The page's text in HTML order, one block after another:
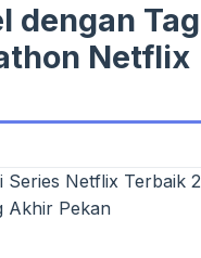
dengan Tag
Netflix